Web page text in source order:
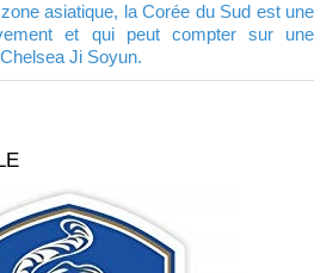
asiatique, la Corée du Sud est une
et qui peut compter sur une
Ji Soyun.